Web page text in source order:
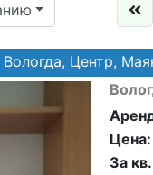
Вологда, Центр,
Цена:
За